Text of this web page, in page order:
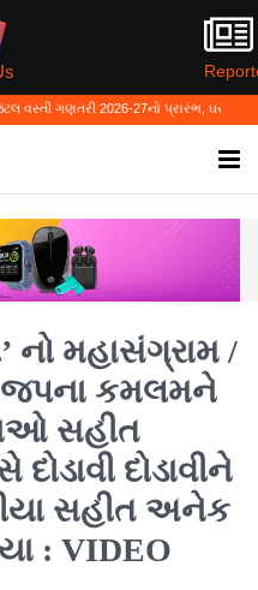
2026-27નો પ્રારંભ, ઘર બેઠા આજે જ
મહાસંગ્રામ /
કમલમને
સહીત
દોડાવીને
સહીત અનેક
: VIDEO